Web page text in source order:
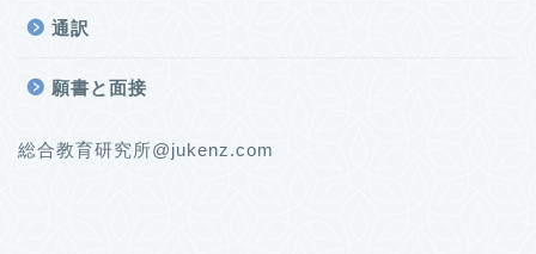
通訳
願書と面接
総合教育研究所@jukenz.com